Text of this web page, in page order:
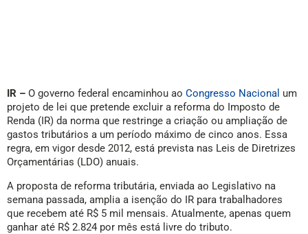
IR – O governo federal encaminhou ao Congresso Nacional um
projeto de lei que pretende excluir a reforma do Imposto de
Renda (IR) da norma que restringe a criação ou ampliação de
gastos tributários a um período máximo de cinco anos. Essa
regra, em vigor desde 2012, está prevista nas Leis de Diretrizes
Orçamentárias (LDO) anuais.
A proposta de reforma tributária, enviada ao Legislativo na
semana passada, amplia a isenção do IR para trabalhadores
que recebem até R$ 5 mil mensais. Atualmente, apenas quem
ganhar até R$ 2.824 por mês está livre do tributo.